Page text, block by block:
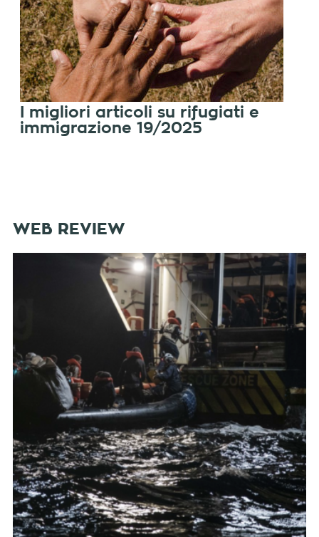
I migliori articoli su rifugiati e
immigrazione 19/2025
WEB REVIEW